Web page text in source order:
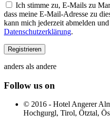
Ich stimme zu, E-Mails zu
dass meine E-Mail-Adresse zu
kann mich jederzeit abmelden
Datenschutzerklärung.
anders als andere
Follow us on
© 2016 - Hotel Angerer
Hochgurgl, Tirol, Ötztal,